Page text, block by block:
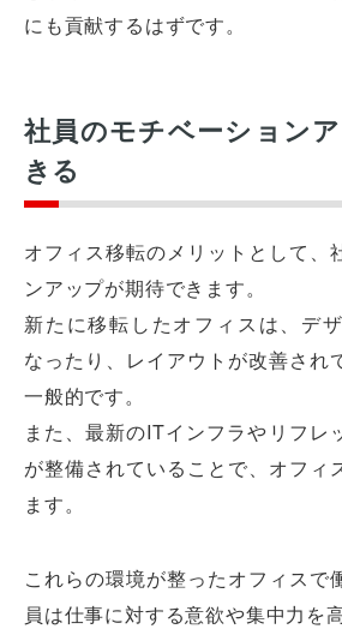
にも貢献するはずです。
社員のモチベーション
きる
オフィス移転のメリットとして、
ンアップが期待できます。
新たに移転したオフィスは、デ
なったり、レイアウトが改善され
一般的です。
また、最新のITインフラやリフレ
が整備されていることで、オフィ
ます。
これらの環境が整ったオフィスで
員は仕事に対する意欲や集中力を